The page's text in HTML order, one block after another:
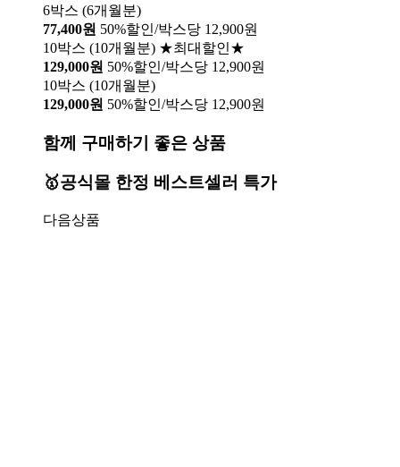
6박스 (6개월분)
77,400원 50%할인/박스당 12,900원
10박스 (10개월분) ★최대할인★
129,000원 50%할인/박스당 12,900원
10박스 (10개월분)
129,000원 50%할인/박스당 12,900원
함께 구매하기 좋은 상품
🥇공식몰 한정 베스트셀러 특가
다음상품